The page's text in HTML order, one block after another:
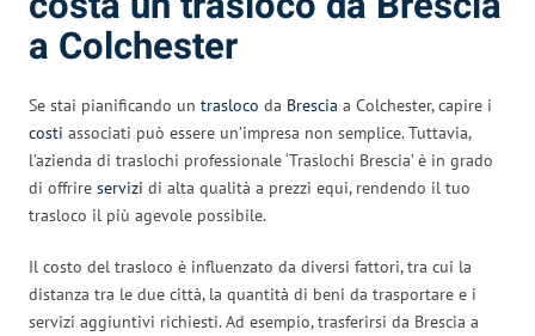
a Colchester
Se stai pianificando un trasloco da Brescia a Colchester, capire i
costi associati può essere un’impresa non semplice. Tuttavia,
l’azienda di traslochi professionale ‘Traslochi Brescia’ è in grado
di offrire servizi di alta qualità a prezzi equi, rendendo il tuo
trasloco il più agevole possibile.
Il costo del trasloco è influenzato da diversi fattori, tra cui la
distanza tra le due città, la quantità di beni da trasportare e i
servizi aggiuntivi richiesti. Ad esempio, trasferirsi da Brescia a